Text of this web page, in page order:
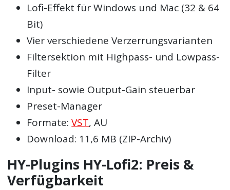
Lofi-Effekt für Windows und Mac (32 & 64
Bit)
Vier verschiedene Verzerrungsvarianten
Filtersektion mit Highpass- und Lowpass-
Filter
Input- sowie Output-Gain steuerbar
Preset-Manager
Formate:VST, AU
Download: 11,6 MB (ZIP-Archiv)
HY-Plugins HY-Lofi2: Preis &
Verfügbarkeit